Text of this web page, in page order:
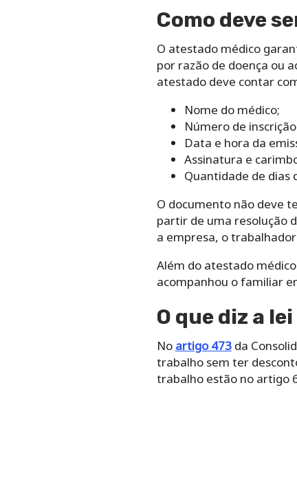
Como deve
O atestado médico
por razão de doença ou
atestado deve contar
Nome do médico;
Número de
Data e hora da
Assinatura e
Quantidade de dias
O documento não deve
partir de uma resolução
a empresa, o
Além do atestado
acompanhou o familiar
O que diz a
No artigo 473da
trabalho sem ter
trabalho estão no artigo